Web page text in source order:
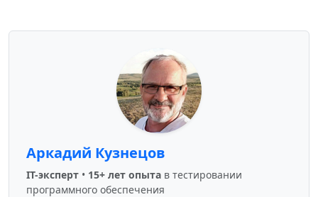
Аркадий Кузнецов
IT-эксперт • 15+ лет опыта в тестировании
программного обеспечения